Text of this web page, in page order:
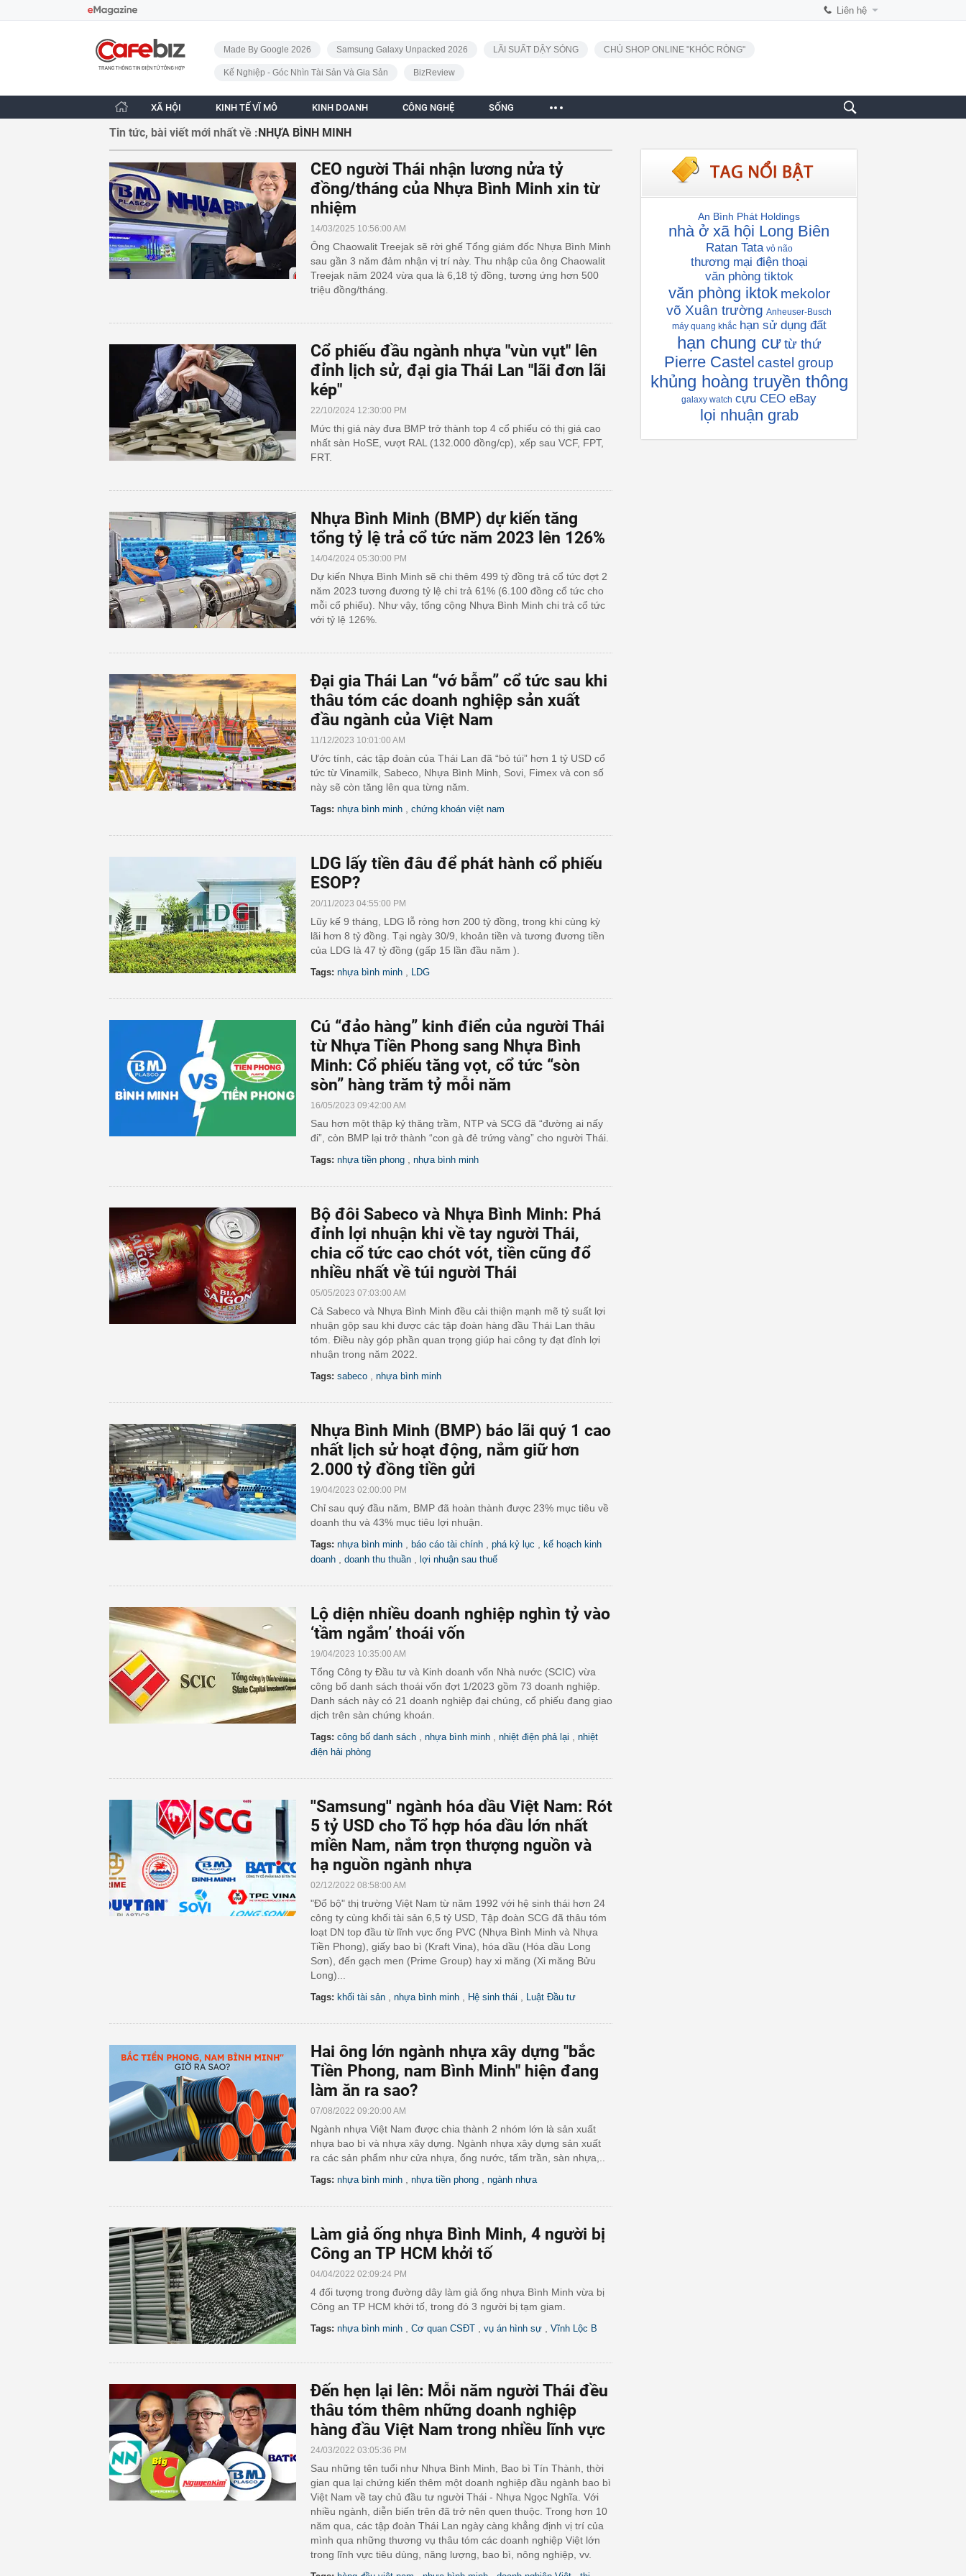
Liên hệ
CafeBiz - Trang chủ
Made By Google 2026
Samsung Galaxy Unpacked 2026 LÃI SUẤT DẬY SÓNG CHỦ SHOP ONLINE "KHÓC RÒNG"
Kế Nghiệp - Góc Nhìn Tài Sản Và Gia Sản BizReview
XÃ HỘI KINH TẾ VĨ MÔ KINH DOANH CÔNG NGHỆ SỐNG
Tin tức, bài viết mới nhất về :NHỰA BÌNH MINH
CEO người Thái nhận lương nửa tỷ
đồng/tháng của Nhựa Bình Minh xin từ
nhiệm
14/03/2025 10:56:00 AM
Ông Chaowalit Treejak sẽ rời ghế Tổng giám đốc Nhựa Bình Minh
sau gần 3 năm đảm nhận vị trí này. Thu nhập của ông Chaowalit
Treejak năm 2024 vừa qua là 6,18 tỷ đồng, tương ứng hơn 500
triệu đồng/tháng.
Cổ phiếu đầu ngành nhựa "vùn vụt" lên
đỉnh lịch sử, đại gia Thái Lan "lãi đơn lãi
kép"
22/10/2024 12:30:00 PM
Mức thị giá này đưa BMP trở thành top 4 cổ phiếu có thị giá cao
nhất sàn HoSE, vượt RAL (132.000 đồng/cp), xếp sau VCF, FPT,
FRT.
Nhựa Bình Minh (BMP) dự kiến tăng
tổng tỷ lệ trả cổ tức năm 2023 lên 126%
14/04/2024 05:30:00 PM
Dự kiến Nhựa Bình Minh sẽ chi thêm 499 tỷ đồng trả cổ tức đợt 2
năm 2023 tương đương tỷ lệ chi trả 61% (6.100 đồng cổ tức cho
mỗi cổ phiếu). Như vậy, tổng cộng Nhựa Bình Minh chi trả cổ tức
với tỷ lệ 126%.
Đại gia Thái Lan “vớ bẫm” cổ tức sau khi
thâu tóm các doanh nghiệp sản xuất
đầu ngành của Việt Nam
11/12/2023 10:01:00 AM
Ước tính, các tập đoàn của Thái Lan đã “bỏ túi” hơn 1 tỷ USD cổ
tức từ Vinamilk, Sabeco, Nhựa Bình Minh, Sovi, Fimex và con số
này sẽ còn tăng lên qua từng năm.
Tags: nhựa bình minh chứng khoán việt nam
LDG lấy tiền đâu để phát hành cổ phiếu
ESOP?
20/11/2023 04:55:00 PM
Lũy kế 9 tháng, LDG lỗ ròng hơn 200 tỷ đồng, trong khi cùng kỳ
lãi hơn 8 tỷ đồng. Tại ngày 30/9, khoản tiền và tương đương tiền
của LDG là 47 tỷ đồng (gấp 15 lần đầu năm ).
Tags: nhựa bình minh LDG
Cú “đảo hàng” kinh điển của người Thái
từ Nhựa Tiền Phong sang Nhựa Bình
Minh: Cổ phiếu tăng vọt, cổ tức “sòn
sòn” hàng trăm tỷ mỗi năm
16/05/2023 09:42:00 AM
Sau hơn một thập kỷ thăng trầm, NTP và SCG đã “đường ai nấy
đi”, còn BMP lại trở thành “con gà đẻ trứng vàng” cho người Thái.
Tags: nhựa tiền phong nhựa bình minh
Bộ đôi Sabeco và Nhựa Bình Minh: Phá
đỉnh lợi nhuận khi về tay người Thái,
chia cổ tức cao chót vót, tiền cũng đổ
nhiều nhất về túi người Thái
05/05/2023 07:03:00 AM
Cả Sabeco và Nhựa Bình Minh đều cải thiện mạnh mẽ tỷ suất lợi
nhuận gộp sau khi được các tập đoàn hàng đầu Thái Lan thâu
tóm. Điều này góp phần quan trọng giúp hai công ty đạt đỉnh lợi
nhuận trong năm 2022.
Tags: sabeco nhựa bình minh
Nhựa Bình Minh (BMP) báo lãi quý 1 cao
nhất lịch sử hoạt động, nắm giữ hơn
2.000 tỷ đồng tiền gửi
19/04/2023 02:00:00 PM
Chỉ sau quý đầu năm, BMP đã hoàn thành được 23% mục tiêu về
doanh thu và 43% mục tiêu lợi nhuận.
Tags: nhựa bình minh báo cáo tài chính phá kỷ lục
kế hoạch kinh
doanh
doanh thu thuần lợi nhuận sau thuế
Lộ diện nhiều doanh nghiệp nghìn tỷ vào
‘tầm ngắm’ thoái vốn
19/04/2023 10:35:00 AM
Tổng Công ty Đầu tư và Kinh doanh vốn Nhà nước (SCIC) vừa
công bố danh sách thoái vốn đợt 1/2023 gồm 73 doanh nghiệp.
Danh sách này có 21 doanh nghiệp đại chúng, cổ phiếu đang giao
dịch trên sàn chứng khoán.
Tags: công bố danh sách nhựa bình minh nhiệt điện phả lại
nhiệt
điện hải phòng
''Samsung'' ngành hóa dầu Việt Nam: Rót
5 tỷ USD cho Tổ hợp hóa dầu lớn nhất
miền Nam, nắm trọn thượng nguồn và
hạ nguồn ngành nhựa
02/12/2022 08:58:00 AM
"Đổ bộ" thị trường Việt Nam từ năm 1992 với hệ sinh thái hơn 24
công ty cùng khối tài sản 6,5 tỷ USD, Tập đoàn SCG đã thâu tóm
loạt DN top đầu từ lĩnh vực ống PVC (Nhựa Bình Minh và Nhựa
Tiền Phong), giấy bao bì (Kraft Vina), hóa dầu (Hóa dầu Long
Sơn), đến gạch men (Prime Group) hay xi măng (Xi măng Bửu
Long)...
Tags: khối tài sản nhựa bình minh Hệ sinh thái Luật Đầu tư
Hai ông lớn ngành nhựa xây dựng "bắc
Tiền Phong, nam Bình Minh" hiện đang
làm ăn ra sao?
07/08/2022 09:20:00 AM
Ngành nhựa Việt Nam được chia thành 2 nhóm lớn là sản xuất
nhựa bao bì và nhựa xây dựng. Ngành nhựa xây dựng sản xuất
ra các sản phẩm như cửa nhựa, ống nước, tấm trần, sàn nhựa,..
Tags: nhựa bình minh nhựa tiền phong ngành nhựa
Làm giả ống nhựa Bình Minh, 4 người bị
Công an TP HCM khởi tố
04/04/2022 02:09:24 PM
4 đối tượng trong đường dây làm giả ống nhựa Bình Minh vừa bị
Công an TP HCM khởi tố, trong đó 3 người bị tạm giam.
Tags: nhựa bình minh Cơ quan CSĐT vụ án hình sự Vĩnh Lộc B
Đến hẹn lại lên: Mỗi năm người Thái đều
thâu tóm thêm những doanh nghiệp
hàng đầu Việt Nam trong nhiều lĩnh vực
24/03/2022 03:05:36 PM
Sau những tên tuổi như Nhựa Bình Minh, Bao bì Tín Thành, thời
gian qua lại chứng kiến thêm một doanh nghiệp đầu ngành bao bì
Việt Nam về tay chủ đầu tư người Thái - Nhựa Ngọc Nghĩa. Với
nhiều ngành, diễn biến trên đã trở nên quen thuộc. Trong hơn 10
năm qua, các tập đoàn Thái Lan ngày càng khẳng định vị trí của
mình qua những thương vụ thâu tóm các doanh nghiệp Việt lớn
trong lĩnh vực tiêu dùng, năng lượng, bao bì, nông nghiệp, vv.
An Bình Phát Holdings
nhà ở xã hội Long Biên
Ratan Tata vỏ não
thương mại điện thoại
văn phòng tiktok
văn phòng iktok mekolor
võ Xuân trường Anheuser-Busch
máy quang khắc hạn sử dụng đất
hạn chung cư từ thứ
Pierre Castel castel group
khủng hoàng truyền thông
galaxy watch cựu CEO eBay
lọi nhuận grab